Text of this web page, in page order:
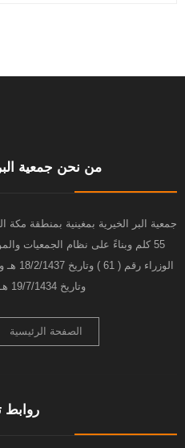
من نحن جمعية البر
جمعية البر الخيرية بمغينية بمنطقة
55 كلم وبناءً على نظام الجمعيات
وتاريخ 19/7/1434 هـ صدرت الموافقة
الصفحة الرئيسية
روابط